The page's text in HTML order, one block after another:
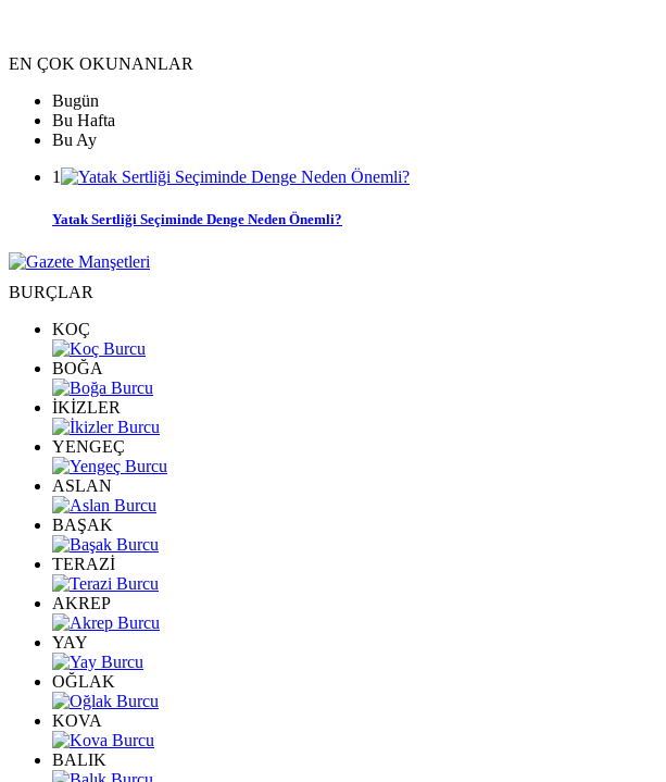
EN ÇOK OKUNANLAR
Bugün
Bu Hafta
Bu Ay
1
Yatak Sertliği Seçiminde Denge Neden Önemli?
BURÇLAR
KOÇ
BOĞA
İKİZLER
YENGEÇ
ASLAN
BAŞAK
TERAZİ
AKREP
YAY
OĞLAK
KOVA
BALIK